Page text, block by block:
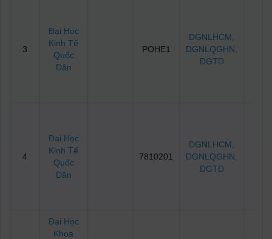
3
Đại Học
Kinh Tế
Quốc
Dân
POHE1
DGNLHCM
DGNLQGHN
DGTD
4
Đại Học
Kinh Tế
Quốc
Dân
7810201
DGNLHCM
DGNLQGHN
DGTD
Đại Học
Khoa